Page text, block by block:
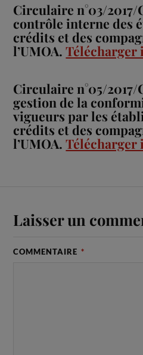
Circulaire n°03/2017/
contrôle interne des
crédits et des
l’UMOA.Télécharger
Circulaire n°05/2017/
gestion de la
vigueurs par les
crédits et des
l’UMOA.Télécharger
Laisser un
COMMENTAIRE *